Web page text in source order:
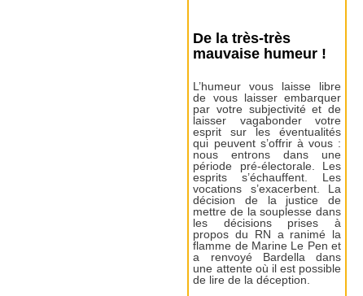
De la très-très
mauvaise humeur !
L’humeur vous laisse libre
de vous laisser embarquer
par votre subjectivité et de
laisser vagabonder votre
esprit sur les éventualités
qui peuvent s’offrir à vous :
nous entrons dans une
période pré-électorale. Les
esprits s’échauffent. Les
vocations s’exacerbent. La
décision de la justice de
mettre de la souplesse dans
les décisions prises à
propos du RN a ranimé la
flamme de Marine Le Pen et
a renvoyé Bardella dans
une attente où il est possible
de lire de la déception.